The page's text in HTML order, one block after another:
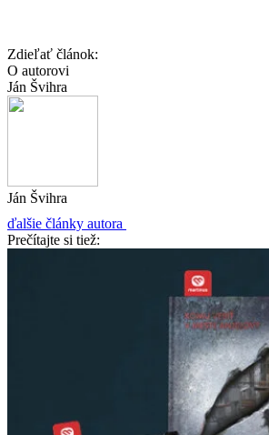
Zdieľať článok:
O autorovi
Ján Švihra
Ján Švihra
ďalšie články autora
Prečítajte si tiež: